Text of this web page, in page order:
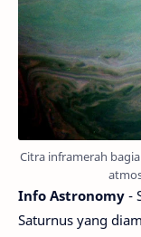
Citra inframerah
Info Astronomy -
Saturnus yang